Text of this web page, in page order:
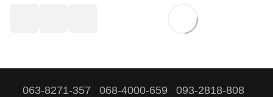
063-8271-357 068-4000-659 093-2818-808